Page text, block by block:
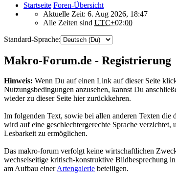
Startseite Foren-Übersicht
Aktuelle Zeit: 6. Aug 2026, 18:47
Alle Zeiten sind UTC+02:00
Standard-Sprache:
Makro-Forum.de - Registrierung
Hinweis: Wenn Du auf einen Link auf dieser Seite
Nutzungsbedingungen anzusehen, kannst Du
wieder zu dieser Seite hier zurückkehren.
Im folgenden Text, sowie bei allen anderen Texten die
wird auf eine geschlechtergerechte Sprache verzichtet,
Lesbarkeit zu ermöglichen.
Das makro-forum verfolgt keine wirtschaftlichen
wechselseitige kritisch-konstruktive Bildbesprechung
am Aufbau einerArtengalerie beteiligen.